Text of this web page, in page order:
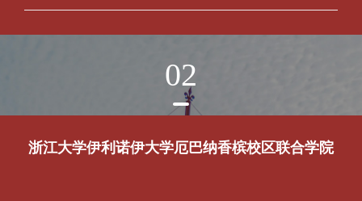
02
浙江大学伊利诺伊大学厄巴纳香槟校区联合学院